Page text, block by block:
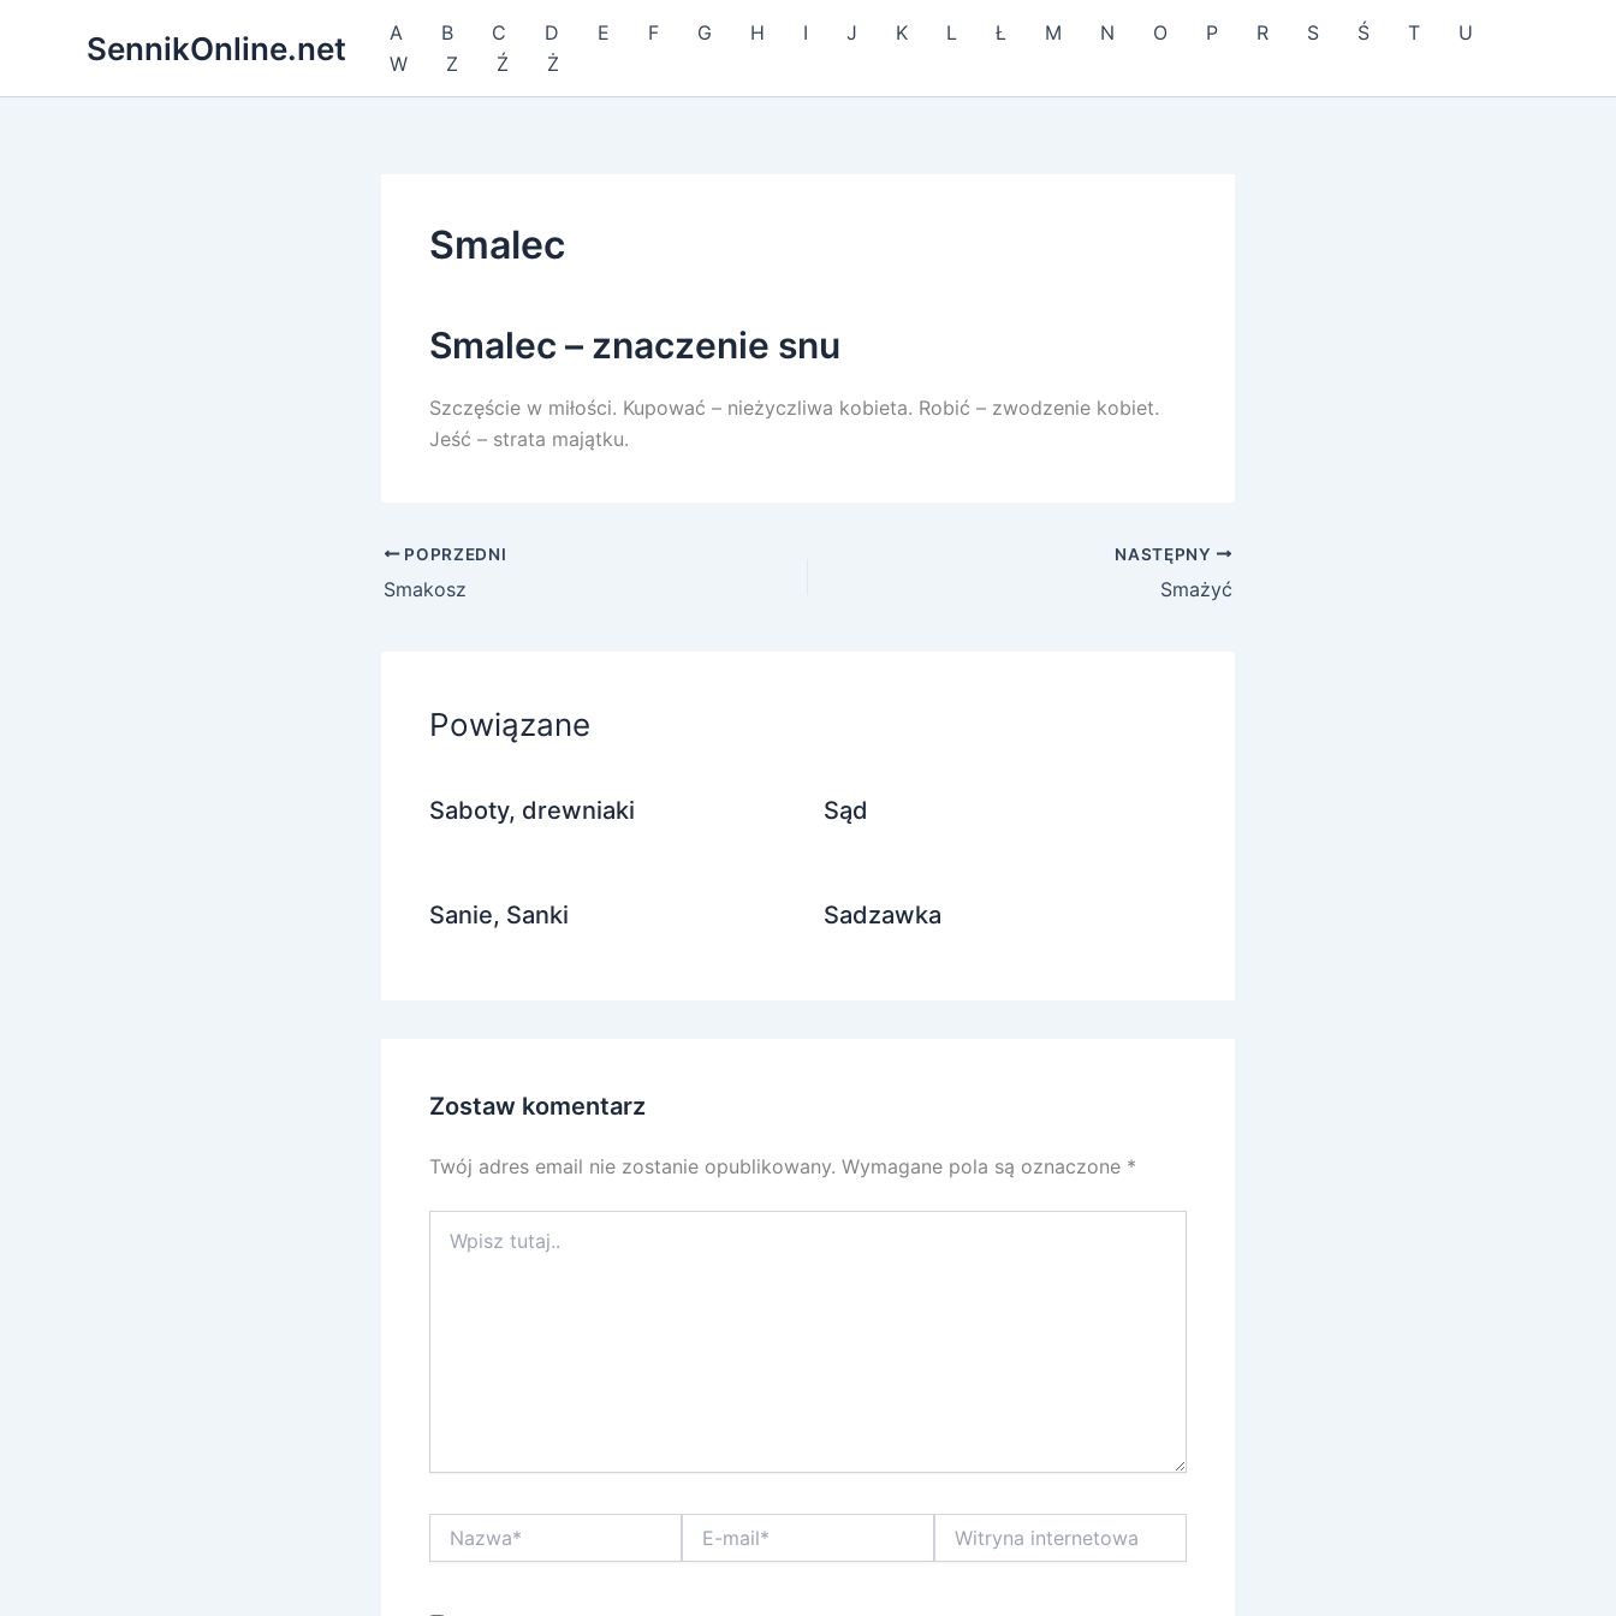
SennikOnline.net A B C D E F G H I J K L Ł M N O P R S Ś T
U
W
Z Ź Ż
Smalec
Smalec – znaczenie snu
Szczęście w miłości. Kupować – nieżyczliwa kobieta. Robić – zwodzenie kobiet.
Jeść – strata majątku.
POPRZEDNI
Smakosz
NASTĘPNY
Smażyć
Powiązane
Saboty, drewniaki Sąd
Sanie, Sanki Sadzawka
Zostaw komentarz
Twój adres email nie zostanie opublikowany. Wymagane pola są oznaczone *
tutaj..
mail*
internetowa